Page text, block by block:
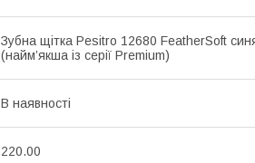
Зубна щітка Pesitro 12680 FeatherSoft
(найм’якша із серії Premium)
В наявності
220.00